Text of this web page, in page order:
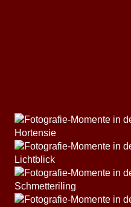
Hortensie
Lichtblick
Schmetteriling